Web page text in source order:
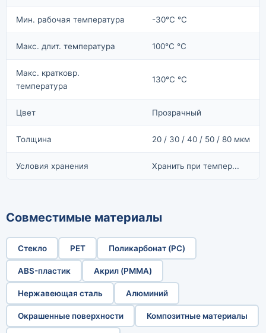
Мин. рабочая температура -30°C °C
Макс. длит. температура 100°C °C
Макс. кратковр.
температура
130°C °C
Цвет Прозрачный
Толщина 20 / 30 / 40 / 50 / 80 мкм
Условия хранения Хранить при темпер...
Совместимые материалы
Стекло PET Поликарбонат (PC)
ABS-пластик Акрил (PMMA)
Нержавеющая сталь Алюминий
Окрашенные поверхности Композитные материалы